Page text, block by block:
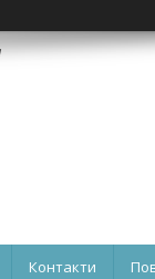
Контакти